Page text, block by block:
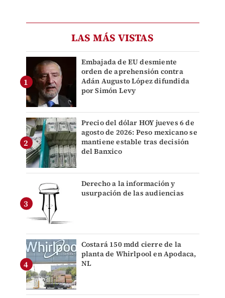
LAS MÁS VISTAS
Embajada de EU desmiente
orden de aprehensión contra
Adán Augusto López difundida
por Simón Levy
Precio del dólar HOY jueves 6 de
agosto de 2026: Peso mexicano se
mantiene estable tras decisión
del Banxico
Derecho a la información y
usurpación de las audiencias
Costará 150 mdd cierre de la
planta de Whirlpool en Apodaca,
NL